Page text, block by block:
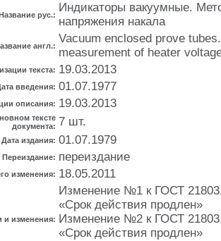
Название рус.:
Индикаторы вакуумные.
напряжения накала
англ.:
Vacuum enclosed prove
measurement of heater
текста: 19.03.2013
введения: 01.07.1977
описания: 19.03.2013
тексте
документа: 7 шт.
Дата издания: 01.07.1979
Переиздание: переиздание
изменения: 18.05.2011
и изменения:
Изменение №1 к ГОСТ
«Срок действия продлен»
Изменение №2 к ГОСТ
«Срок действия продлен»